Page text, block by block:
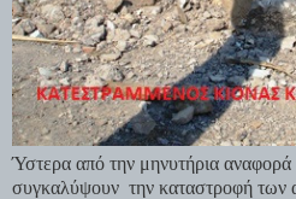
Ύστερα από την μηνυτήρια
συγκαλύψουν την καταστροφή των